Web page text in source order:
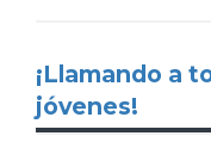
¡Llamando a
jóvenes!